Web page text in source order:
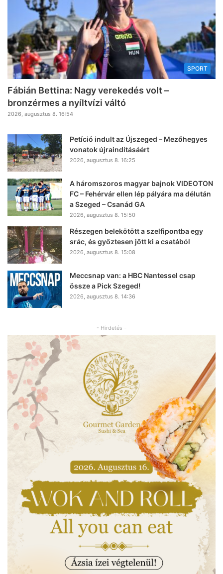
SPORT
Fábián Bettina: Nagy verekedés volt –
bronzérmes a nyíltvízi váltó
2026, augusztus 8. 16:54
Petíció indult az Újszeged – Mezőhegyes
vonatok újraindításáért
2026, augusztus 8. 16:25
A háromszoros magyar bajnok VIDEOTON
FC – Fehérvár ellen lép pályára ma délután
a Szeged – Csanád GA
2026, augusztus 8. 15:50
Részegen belekötött a szelfipontba egy
srác, és győztesen jött ki a csatából
2026, augusztus 8. 15:08
Meccsnap van: a HBC Nantessel csap
össze a Pick Szeged!
2026, augusztus 8. 14:36
- Hirdetés -